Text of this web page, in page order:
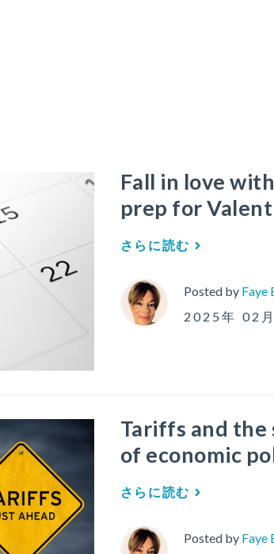
Fall in love
prep for
さらに読む
Posted by Faye
2025年 02
Tariffs and
of economic
さらに読む
Posted by Faye